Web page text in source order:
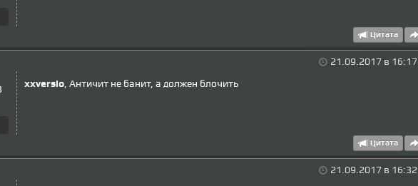
Цитата
21.09.2017 в 16:17
xxversio, Античит не банит, а должен блочить
Цитата
21.09.2017 в 16:32